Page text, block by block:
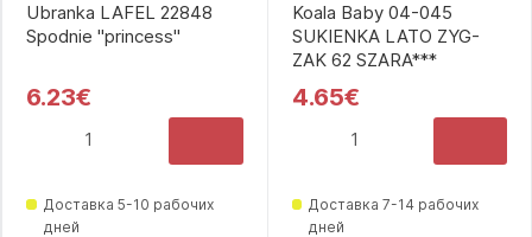
Ubranka LAFEL 22848
Spodnie ''princess''
6.23€
Доставка 5-10 рабочих
дней
Koala Baby 04-045
SUKIENKA LATO ZYG-
ZAK 62 SZARA***
4.65€
Доставка 7-14 рабочих
дней